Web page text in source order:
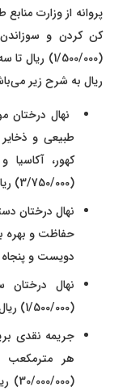
پروانه از وزارت‌
کن کردن و
ریال به شرح زیر
کهور،
(3/750/000) ریال.
حفاظت و بهره
دویست و پنجاه هزار 2/250/
نهال درختان
(1/500/000) ریال.
جریمه نقدی
هر مترمکعب